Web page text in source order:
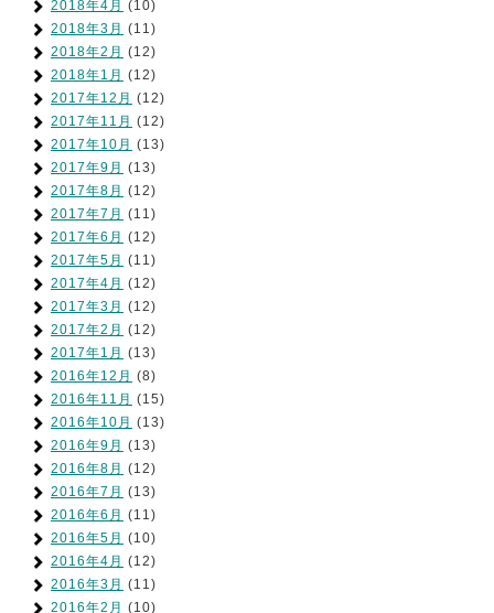
2018年4月 (10)
2018年3月 (11)
2018年2月 (12)
2018年1月 (12)
2017年12月 (12)
2017年11月 (12)
2017年10月 (13)
2017年9月 (13)
2017年8月 (12)
2017年7月 (11)
2017年6月 (12)
2017年5月 (11)
2017年4月 (12)
2017年3月 (12)
2017年2月 (12)
2017年1月 (13)
2016年12月 (8)
2016年11月 (15)
2016年10月 (13)
2016年9月 (13)
2016年8月 (12)
2016年7月 (13)
2016年6月 (11)
2016年5月 (10)
2016年4月 (12)
2016年3月 (11)
2016年2月 (10)